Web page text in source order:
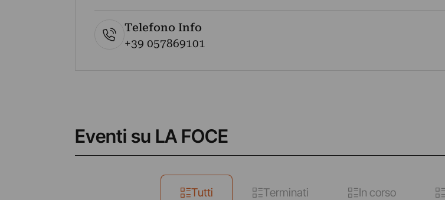
Telefono Info
+39 057869101
Eventi su LA FOCE
Tutti Terminati In corso